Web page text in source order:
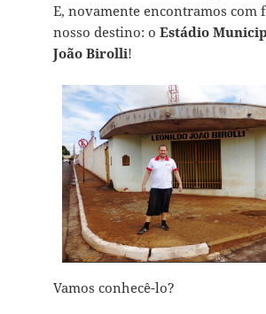
E, novamente encontramos com
nosso destino: o Estádio
João Birolli!
Vamos conhecê-lo?